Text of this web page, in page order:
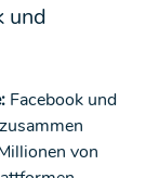
und
Facebook und
von